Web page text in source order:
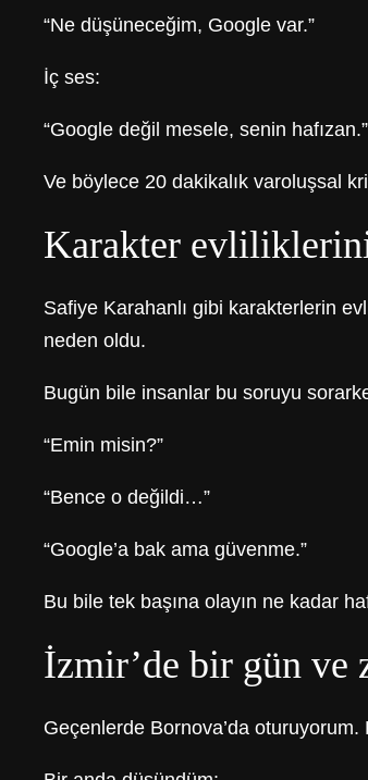
“Ne düşüneceğim, Google var.”
İç ses:
“Google değil mesele, senin hafızan.”
Ve böylece 20 dakikalık varoluşsal
Karakter
Safiye Karahanlı gibi karakterlerin
neden oldu.
Bugün bile insanlar bu soruyu
“Emin misin?”
“Bence o değildi…”
“Google’a bak ama güvenme.”
Bu bile tek başına olayın ne kadar
İzmir’de bir gün ve
Geçenlerde Bornova’da